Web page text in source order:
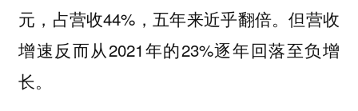
元，占营收44%，五年来近乎翻倍。但营收
增速反而从2021年的23%逐年回落至负增
长。